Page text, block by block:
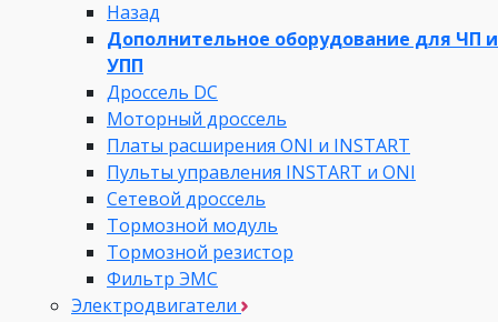
Назад
Дополнительное оборудование для ЧП и
УПП
Дроссель DC
Моторный дроссель
Платы расширения ONI и INSTART
Пульты управления INSTART и ONI
Сетевой дроссель
Тормозной модуль
Тормозной резистор
Фильтр ЭМС
Электродвигатели